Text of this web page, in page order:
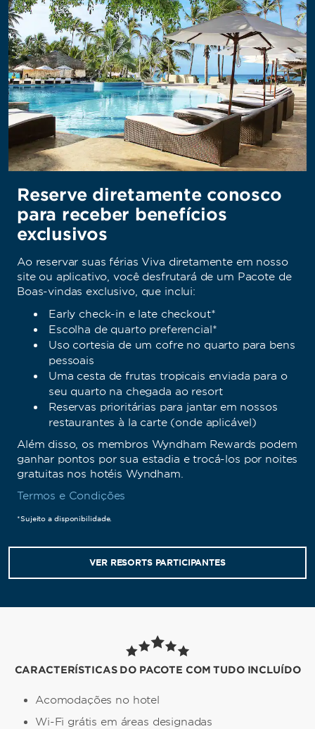
Reserve diretamente conosco
para receber benefícios
exclusivos
Ao reservar suas férias Viva diretamente em nosso
site ou aplicativo, você desfrutará de um Pacote de
Boas-vindas exclusivo, que inclui:
Early check-in e late checkout*
Escolha de quarto preferencial*
Uso cortesia de um cofre no quarto para bens
pessoais
Uma cesta de frutas tropicais enviada para o
seu quarto na chegada ao resort
Reservas prioritárias para jantar em nossos
restaurantes à la carte (onde aplicável)
Além disso, os membros Wyndham Rewards podem
ganhar pontos por sua estadia e trocá-los por noites
gratuitas nos hotéis Wyndham.
Termos e Condições
*Sujeito a disponibilidade.
VER RESORTS PARTICIPANTES
CARACTERÍSTICAS DO PACOTE COM TUDO INCLUÍDO
Acomodações no hotel
Wi-Fi grátis em áreas designadas